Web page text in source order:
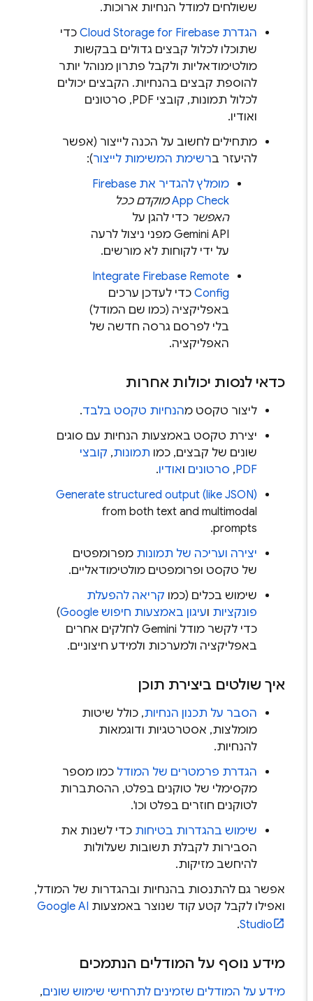
ששולחים למודל הנחיות ארוכות.
הגדרתCloud Storage for Firebaseכדי
שתוכלו לכלול קבצים גדולים בבקשות
מולטימודאליות ולקבל פתרון מנוהל יותר
להוספת קבצים בהנחיות. הקבצים יכולים
לכלול תמונות, קובצי PDF, סרטונים
ואודיו.
מתחילים לחשוב על הכנה לייצור (אפשר
להיעזר ב רשימת המשימות לייצור):
מומלץ להגדיר אתFirebase
App Check מוקדם ככל
האפשרכדי להגן על
Gemini APIמפני ניצול לרעה
על ידי לקוחות לא מורשים.
IntegrateFirebase Remote
Configכדי לעדכן ערכים
באפליקציה (כמו שם המודל)
בלי לפרסם גרסה חדשה של
האפליקציה.
כדאי לנסות יכולות אחרות
ליצור טקסט מהנחיות טקסט בלבד.
יצירת טקסט באמצעות הנחיות עם סוגים
שונים של קבצים, כמותמונות,קובצי
PDF
,סרטוניםואודיו.
Generate structured output (like JSON)
from both text and multimodal
prompts.
יצירה ועריכה של תמונותמפרומפטים
של טקסט ופרומפטים מולטימודאליים.
שימוש בכלים (כמוקריאה להפעלת
פונקציותועיגון באמצעות חיפוש Google
)
כדי לקשר מודלGeminiלחלקים אחרים
באפליקציה ולמערכות ולמידע חיצוניים.
איך שולטים ביצירת תוכן
הסבר על תכנון הנחיות, כולל שיטות
מומלצות, אסטרטגיות ודוגמאות
להנחיות.
הגדרת פרמטרים של המודלכמו מספר
מקסימלי של טוקנים בפלט, ההסתברות
לטוקנים חוזרים בפלט וכו'.
שימוש בהגדרות בטיחותכדי לשנות את
הסבירות לקבלת תשובות שעלולות
להיחשב מזיקות.
אפשר גם להתנסות בהנחיות ובהגדרות של המודל,
ואפילו לקבל קטע קוד שנוצר באמצעותGoogle AI
Studio
.
מידע נוסף על המודלים הנתמכים
מידע על המודלים שזמינים לתרחישי שימוש שונים,